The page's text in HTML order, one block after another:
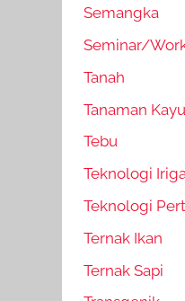
Semangka
Seminar/
Tanah
Tanaman Kayu
Tebu
Teknologi
Teknologi
Ternak Ikan
Ternak Sapi